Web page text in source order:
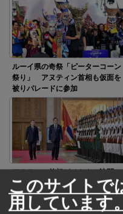
ルーイ県の奇祭「ピーターコーン
祭り」 アヌティン首相も仮面を
被りパレードに参加
経済や安全保障の協力関係を強化
このサイトで
用しています。